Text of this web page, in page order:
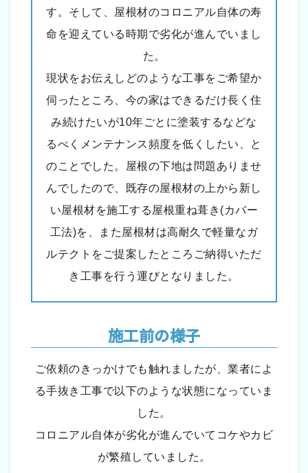
す。そして、屋根材のコロニアル自体の寿
命を迎えている時期で劣化が進んでいまし
た。
現状をお伝えしどのような工事をご希望か
伺ったところ、今の家はできるだけ長く住
み続けたいが10年ごとに塗装するなどな
るべくメンテナンス頻度を低くしたい、と
のことでした。屋根の下地は問題ありませ
んでしたので、既存の屋根材の上から新し
い屋根材を施工する屋根重ね葺き(カバー
工法)を、また屋根材は高耐久で軽量なガ
ルテクトをご提案したところご納得いただ
き工事を行う運びとなりました。
施工前の様子
ご依頼のきっかけでも触れましたが、業者によ
る手抜き工事で以下のような状態になっていま
した。
コロニアル自体が劣化が進んでいてコケやカビ
が繁殖していました。